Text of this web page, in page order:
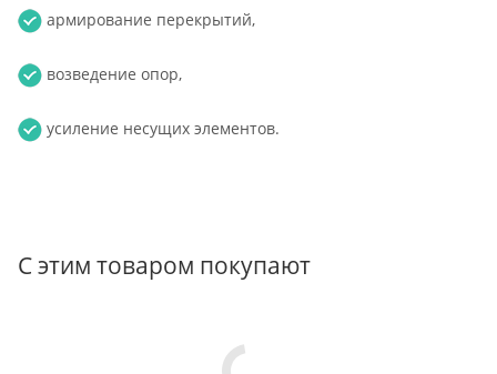
армирование перекрытий,
возведение опор,
усиление несущих элементов.
С этим товаром покупают